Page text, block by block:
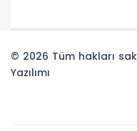
© 2026 Tüm hakları
Yazılımı